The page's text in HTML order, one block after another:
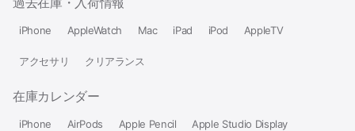
iPhone AppleWatch Mac iPad iPod AppleTV
アクセサリ クリアランス
在庫カレンダー
iPhone AirPods Apple Pencil Apple Studio Display